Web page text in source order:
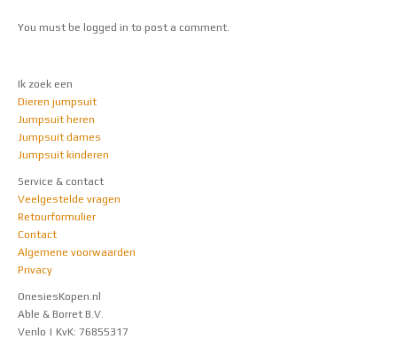
You must be logged in to post a comment.
Ik zoek een
Dieren jumpsuit
Jumpsuit heren
Jumpsuit dames
Jumpsuit kinderen
Service & contact
Veelgestelde vragen
Retourformulier
Contact
Algemene voorwaarden
Privacy
OnesiesKopen.nl
Able & Borret B.V.
Venlo | KvK: 76855317